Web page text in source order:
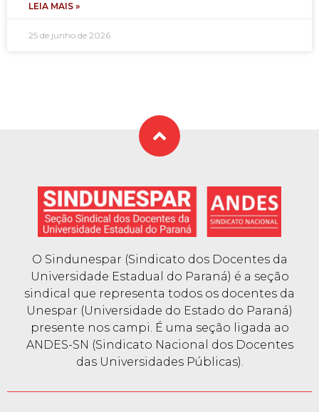
LEIA MAIS »
25 de junho de 2026
O Sindunespar (Sindicato dos Docentes da
Universidade Estadual do Paraná) é a seção
sindical que representa todos os docentes da
Unespar (Universidade do Estado do Paraná)
presente nos campi. É uma seção ligada ao
ANDES-SN (Sindicato Nacional dos Docentes
das Universidades Públicas).